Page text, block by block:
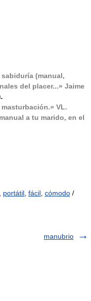
(manual,
del placer...» Jaime
VL.
a tu marido, en el
portátil fácil cómodo /
manubrio